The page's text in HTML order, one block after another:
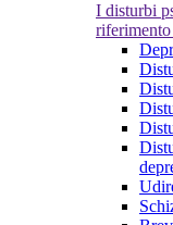
I disturbi